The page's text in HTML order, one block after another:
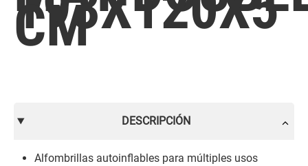
CM
DESCRIPCIÓN
Alfombrillas autoinflables para múltiples usos